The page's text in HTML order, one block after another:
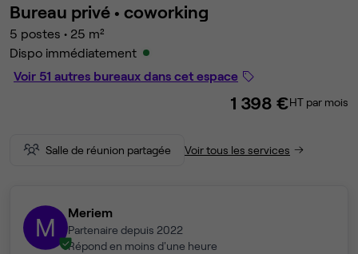
Bureau privé • coworking
5 postes • 25 m²
Dispo immédiatement
Voir 51 autres bureaux dans cet espace
1 398 €HT par mois
Salle de réunion partagée Voir tous les services
M Meriem
Partenaire depuis 2022
Répond en moins d'une heure